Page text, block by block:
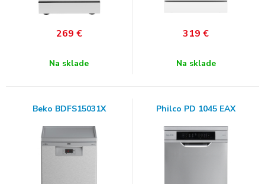
269 €
Na sklade
319 €
Na sklade
Beko BDFS15031X Philco PD 1045 EAX